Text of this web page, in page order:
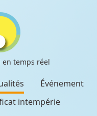
en temps réel
Événement
intempérie